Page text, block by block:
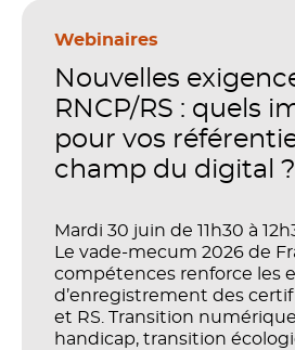
stratégique. Mais
investissements sur les
productivité et la
Webinaires
Nouvelles
RNCP/RS : quels
pour vos
champ du digital ?
Mardi 30 juin de 11h30 à
Le vade-mecum 2026 de
compétences renforce les
d’enregistrement des
et RS. Transition
handicap, transition